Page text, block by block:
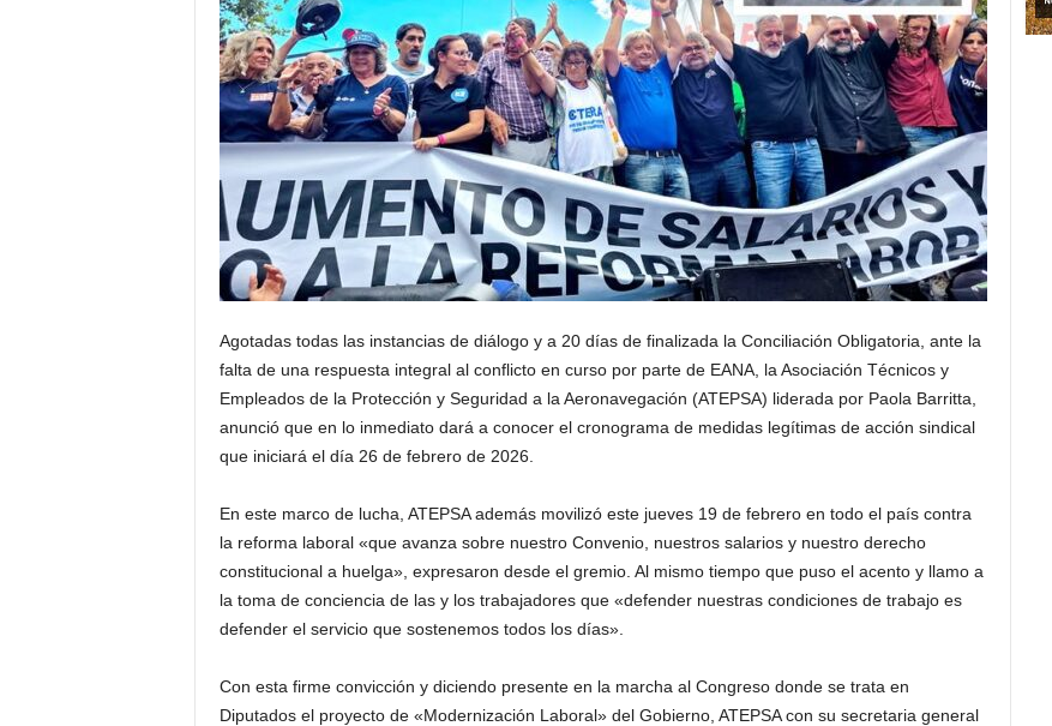
Agotadas todas las instancias de diálogo y a 20 días de finalizada la Conciliación Obligatoria, ante la
falta de una respuesta integral al conflicto en curso por parte de EANA, la Asociación Técnicos y
Empleados de la Protección y Seguridad a la Aeronavegación (ATEPSA) liderada por Paola Barritta,
anunció que en lo inmediato dará a conocer el cronograma de medidas legítimas de acción sindical
que iniciará el día 26 de febrero de 2026.
En este marco de lucha, ATEPSA además movilizó este jueves 19 de febrero en todo el país contra
la reforma laboral «que avanza sobre nuestro Convenio, nuestros salarios y nuestro derecho
constitucional a huelga», expresaron desde el gremio. Al mismo tiempo que puso el acento y llamo a
la toma de conciencia de las y los trabajadores que «defender nuestras condiciones de trabajo es
defender el servicio que sostenemos todos los días».
Con esta firme convicción y diciendo presente en la marcha al Congreso donde se trata en
Diputados el proyecto de «Modernización Laboral» del Gobierno, ATEPSA con su secretaria general